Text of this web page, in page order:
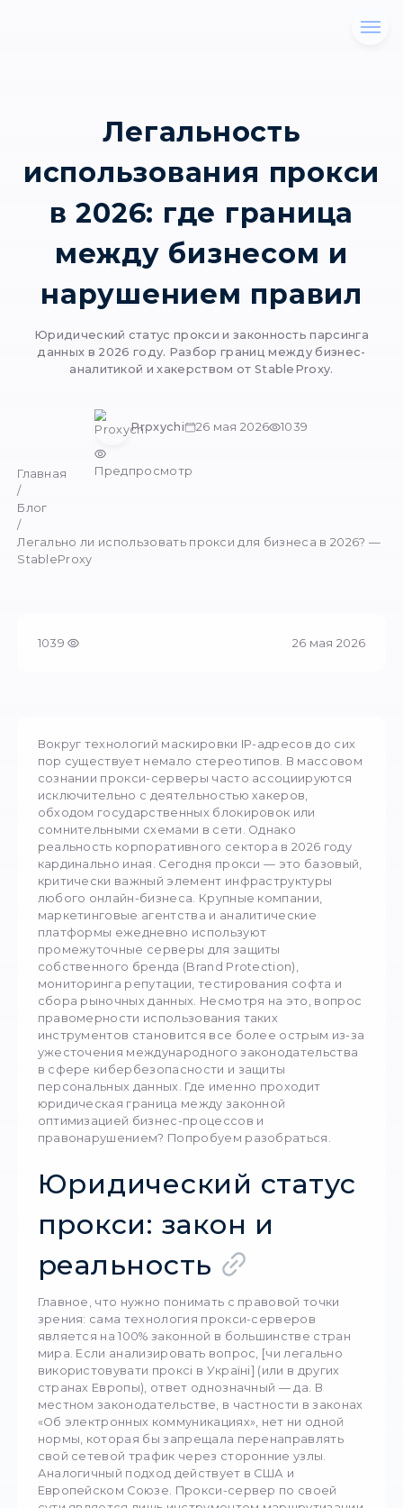
Легальность
использования
в 2026: где
между
нарушением
Юридический статус прокси и законность
данных в 2026 году. Разбор границ между
аналитикой и хакерством от
26 мая 2026 1039
Блог
1039
Вокруг технологий маскировки IP-адресов
пор существует немало стереотипов. В
сознании прокси-серверы часто
исключительно с деятельностью хакеров,
обходом государственных блокировок или
сомнительными схемами в сети. Однако
реальность корпоративного сектора в 2026
кардинально иная. Сегодня прокси — это
критически важный элемент
любого онлайн-бизнеса. Крупные компании,
маркетинговые агентства и аналитические
промежуточные серверы для защиты
мониторинга репутации, тестирования
сбора рыночных данных. Несмотря на это,
правомерности использования таких
инструментов становится все более
ужесточения международного
в сфере кибербезопасности и защиты
персональных данных. Где именно проходит
юридическая граница между законной
оптимизацией бизнес-процессов и
правонарушением? Попробуем
Юридический